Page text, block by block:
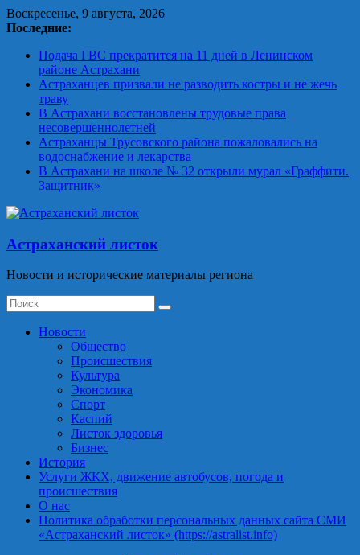
Skip
to
Воскресенье, 9 августа, 2026
Последние:
Подача ГВС прекратится на 11 дней в Ленинском
районе Астрахани
Астраханцев призвали не разводить костры и не жечь
траву
В Астрахани восстановлены трудовые права
несовершеннолетней
Астраханцы Трусовского района пожаловались на
водоснабжение и лекарства
В Астрахани на школе № 32 открыли мурал «Граффити.
Защитник»
Астраханский листок
Новости и исторические материалы региона
Новости
Общество
Происшествия
Культура
Экономика
Спорт
Каспий
Листок здоровья
Бизнес
История
Услуги ЖКХ, движение автобусов, погода и
происшествия
О нас
Политика обработки персональных данных сайта СМИ
«Астраханский листок» (https://astralist.info)